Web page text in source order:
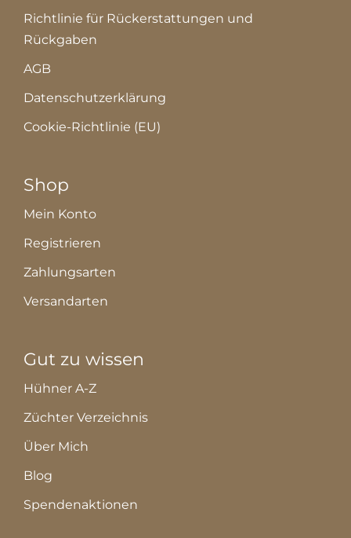
Richtlinie für Rückerstattungen und
Rückgaben
AGB
Datenschutzerklärung
Cookie-Richtlinie (EU)
Shop
Mein Konto
Registrieren
Zahlungsarten
Versandarten
Gut zu wissen
Hühner A-Z
Züchter Verzeichnis
Über Mich
Blog
Spendenaktionen